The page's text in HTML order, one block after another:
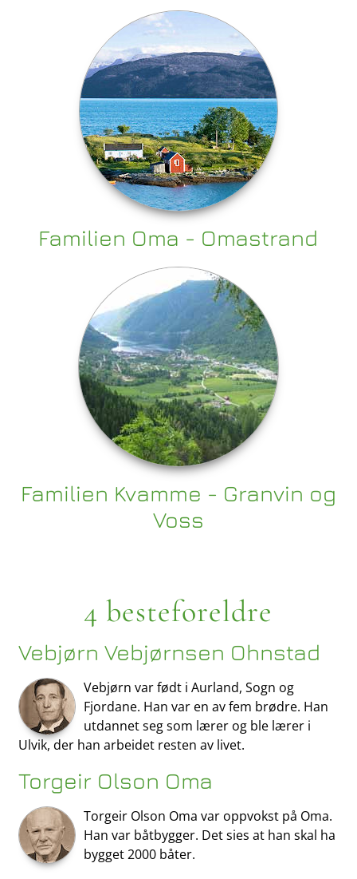
Familien Oma - Omastrand
Familien Kvamme - Granvin og
Voss
4 besteforeldre
Vebjørn Vebjørnsen Ohnstad
Vebjørn var født i Aurland, Sogn og
Fjordane. Han var en av fem brødre. Han
utdannet seg som lærer og ble lærer i
Ulvik, der han arbeidet resten av livet.
Torgeir Olson Oma
Torgeir Olson Oma var oppvokst på Oma.
Han var båtbygger. Det sies at han skal ha
bygget 2000 båter.